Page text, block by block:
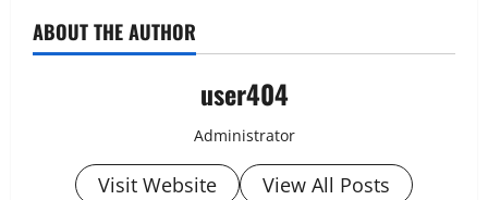
ABOUT THE AUTHOR
user404
Administrator
Visit Website View All Posts